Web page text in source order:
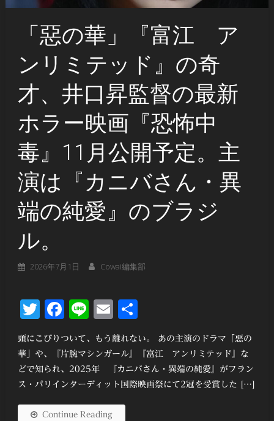
「惡の華」『富江 ア
ンリミテッド』の奇
才、井口昇監督の最新
ホラー映画『恐怖中
毒』11月公開予定。主
演は『カニバさん・異
端の純愛』のブラジ
ル。
2026年7月1日 Cowai編集部
Twitter
Facebook
LineEmail
頭にこびりついて、もう離れない。 あの主演のドラマ「惡の
華」や、『片腕マシンガール』『富江 アンリミテッド』な
どで知られ、2025年 『カニバさん・異端の純愛』がフラン
ス・パリインターディット国際映画祭にて2冠を受賞した […]
Continue Reading